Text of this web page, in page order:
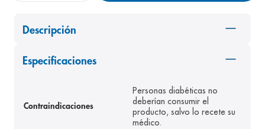
Descripción
Especificaciones
Contraindicaciones
Personas diabéticas no
deberían consumir el
producto, salvo lo recete su
médico.
8. pediasure
panolini